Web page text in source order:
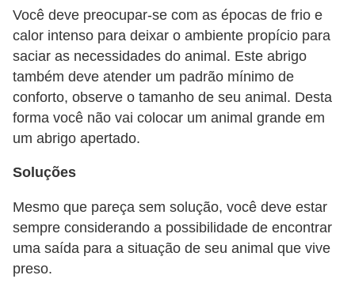
Você deve preocupar-se com as épocas de frio e
calor intenso para deixar o ambiente propício para
saciar as necessidades do animal. Este abrigo
também deve atender um padrão mínimo de
conforto, observe o tamanho de seu animal. Desta
forma você não vai colocar um animal grande em
um abrigo apertado.
Soluções
Mesmo que pareça sem solução, você deve estar
sempre considerando a possibilidade de encontrar
uma saída para a situação de seu animal que vive
preso.
i
s
e
a
n
f
b
i
o
s